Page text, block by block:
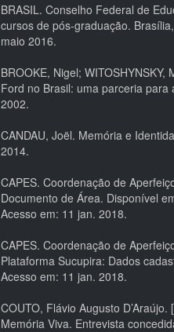
BRASIL. Conselho Federal de
cursos de pós-graduação.
maio 2016.
BROOKE, Nigel;
Ford no Brasil: uma parceria para
2002.
CANDAU, Joël. Memória e
2014.
CAPES. Coordenação de
Documento de Área. Disponível
Acesso em: 11 jan. 2018.
CAPES. Coordenação de
Plataforma Sucupira: Dados
Acesso em: 11 jan. 2018.
COUTO, Flávio Augusto
Memória Viva. Entrevista